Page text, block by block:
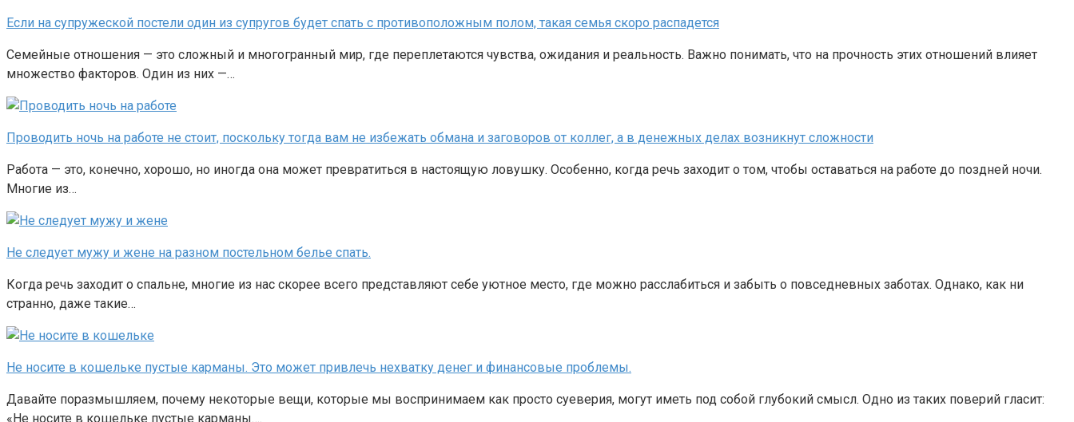
Если на супружеской постели один из супругов будет спать с противоположным полом, такая семья скоро распадется
Семейные отношения — это сложный и многогранный мир, где переплетаются чувства, ожидания и реальность. Важно понимать, что на прочность этих отношений влияет
множество факторов. Один из них —…
Проводить ночь на работе не стоит, поскольку тогда вам не избежать обмана и заговоров от коллег, а в денежных делах возникнут сложности
Работа — это, конечно, хорошо, но иногда она может превратиться в настоящую ловушку. Особенно, когда речь заходит о том, чтобы оставаться на работе до поздней ночи.
Многие из…
Не следует мужу и жене на разном постельном белье спать.
Когда речь заходит о спальне, многие из нас скорее всего представляют себе уютное место, где можно расслабиться и забыть о повседневных заботах. Однако, как ни
странно, даже такие…
Не носите в кошельке пустые карманы. Это может привлечь нехватку денег и финансовые проблемы.
Давайте поразмышляем, почему некоторые вещи, которые мы воспринимаем как просто суеверия, могут иметь под собой глубокий смысл. Одно из таких поверий гласит:
«Не носите в кошельке пустые карманы….